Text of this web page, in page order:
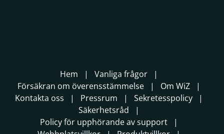
Hem
Vanliga frågor
Försäkran om överensstämmelse
Om WiZ
Kontakta oss
Pressrum
Sekretesspolicy
Säkerhetsråd
Policy för upphörande av support